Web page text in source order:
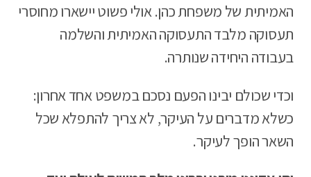
האמיתית של משפחת כהן. אולי פשוט יישארו מחוסרי
תעסוקה מלבד התעסוקה האמיתית והשלמה
בעבודה היחידה שנותרה.
וכדי שכולם יבינו הפעם נסכם במשפט אחד אחרון:
כשלא מדברים על העיקר, לא צריך להתפלא שכל
השאר הופך לעיקר.